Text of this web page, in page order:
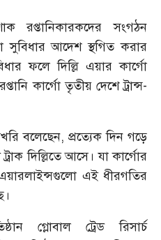
সংগঠন
সুবিধার আদেশ স্থগিত করার
ফলে দিল্লি এয়ার কার্গো
কার্গো তৃতীয় দেশে ট্রান্স-
বলেছেন, প্রত্যেক দিন গড়ে
দিল্লিতে আসে। যা কার্গোর
এই ধীরগতির
গ্লোবাল ট্রেড রিসার্চ